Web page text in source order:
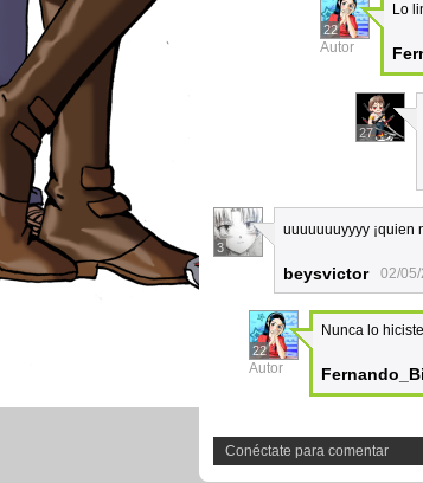
22
Autor
Lo
27
3
uuuuuuuyyyy ¡quien
beysvictor 02/
22
Autor
Nunca lo
Conéctate para comentar